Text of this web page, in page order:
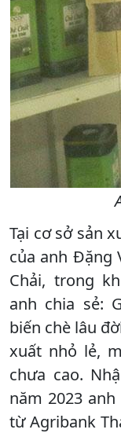
Tại cơ sở sản
của anh Đặng
Chải, trong
anh chia sẻ:
biến chè lâu
xuất nhỏ lẻ,
chưa cao.
năm 2023
từ Agribank